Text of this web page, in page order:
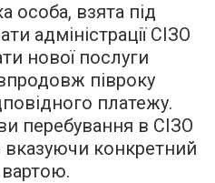
особа, взята під
адміністрації СІЗО
нової послуги
півроку
платежу.
перебування в СІЗО
конкретний